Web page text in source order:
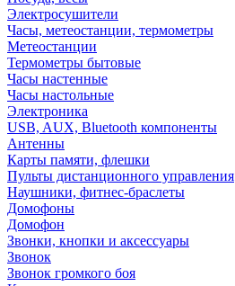
Электросушители
Часы, метеостанции, термометры
Метеостанции
Термометры бытовые
Часы настенные
Часы настольные
Электроника
USB, AUX, Bluetooth компоненты
Антенны
Карты памяти, флешки
Пульты дистанционного управления
Наушники, фитнес-браслеты
Домофоны
Домофон
Звонки, кнопки и аксессуары
Звонок
Звонок громкого боя